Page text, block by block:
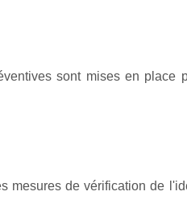
sont mises en place
mesures de vérification de